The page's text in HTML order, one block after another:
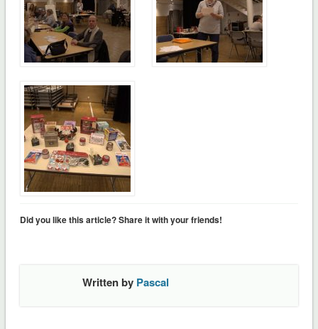
Did you like this article? Share it with your friends!
Written by Pascal